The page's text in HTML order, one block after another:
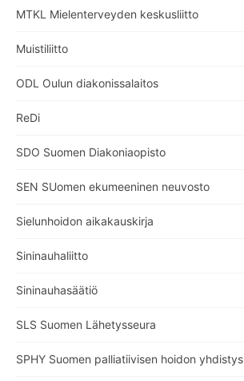
MTKL Mielenterveyden keskusliitto
Muistiliitto
ODL Oulun diakonissalaitos
ReDi
SDO Suomen Diakoniaopisto
SEN SUomen ekumeeninen neuvosto
Sielunhoidon aikakauskirja
Sininauhaliitto
Sininauhasäätiö
SLS Suomen Lähetysseura
SPHY Suomen palliatiivisen hoidon yhdistys